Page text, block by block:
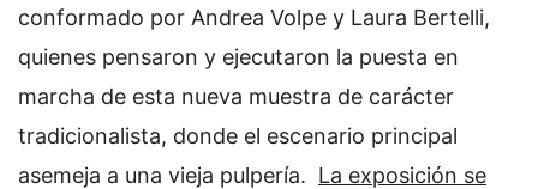
conformado por Andrea Volpe y Laura Bertelli,
quienes pensaron y ejecutaron la puesta en
marcha de esta nueva muestra de carácter
tradicionalista, donde el escenario principal
asemeja a una vieja pulpería. La exposición se